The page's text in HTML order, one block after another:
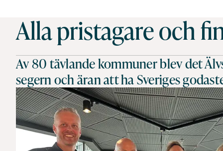
Alla pristagare och
Av 80 tävlande kommuner blev det
segern och äran att ha Sveriges